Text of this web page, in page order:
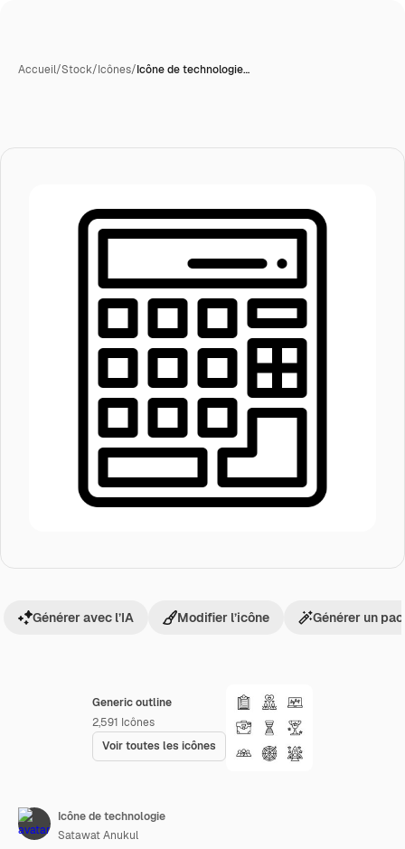
Accueil/Stock/Icônes/Icône de technologie…
Generic outline
2,591 Icônes
Voir toutes les icônes
Générer avec l’IA Modifier l’icône Générer un
Icône de technologie
Satawat Anukul